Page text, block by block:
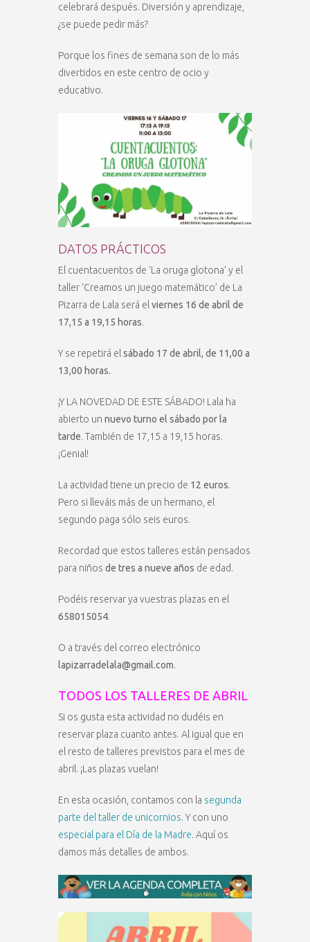
celebrará después. Diversión y aprendizaje,
¿se puede pedir más?
Porque los fines de semana son de lo más
divertidos en este centro de ocio y
educativo.
DATOS PRÁCTICOS
El cuentacuentos de ‘La oruga glotona’ y el
taller ‘Creamos un juego matemático’ de La
Pizarra de Lala será el viernes 16 de abril de
17,15 a 19,15 horas.
Y se repetirá el sábado 17 de abril, de 11,00 a
13,00 horas.
¡Y LA NOVEDAD DE ESTE SÁBADO! Lala ha
abierto un nuevo turno el sábado por la
tarde. También de 17,15 a 19,15 horas.
¡Genial!
La actividad tiene un precio de 12 euros.
Pero si lleváis más de un hermano, el
segundo paga sólo seis euros.
Recordad que estos talleres están pensados
para niños de tres a nueve años de edad.
Podéis reservar ya vuestras plazas en el
658015054.
O a través del correo electrónico
lapizarradelala@gmail.com.
TODOS LOS TALLERES DE ABRIL
Si os gusta esta actividad no dudéis en
reservar plaza cuanto antes. Al igual que en
el resto de talleres previstos para el mes de
abril. ¡Las plazas vuelan!
En esta ocasión, contamos con la segunda
parte del taller de unicornios. Y con uno
especial para el Día de la Madre. Aquí os
damos más detalles de ambos.